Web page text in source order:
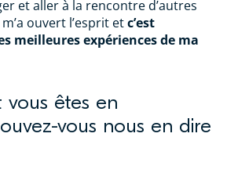
et aller à la rencontre d’autres
ouvert l’esprit etc’est
meilleures expériences de ma
êtes en
vous nous en dire